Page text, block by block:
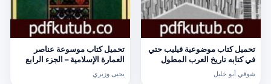
تحميل كتاب موضوعية فيليب حتي
في كتابه تاريخ العرب المطول
PDF تأليف شوقي أبو خليل مجانا
[كامل]
شوقي أبو خليل
تحميل كتاب موسوعة عناصر
العمارة الإسلامية – الجزء الرابع
[كامل]
يحيى وزيري